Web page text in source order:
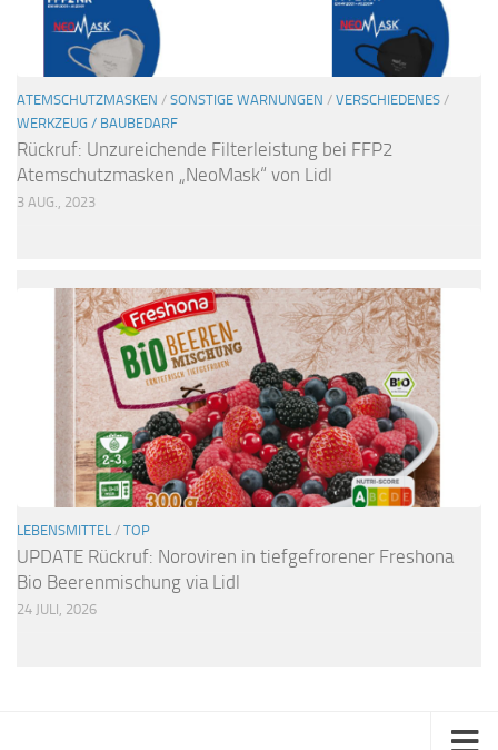
ATEMSCHUTZMASKEN / SONSTIGE WARNUNGEN / VERSCHIEDENES /
WERKZEUG / BAUBEDARF
Rückruf: Unzureichende Filterleistung bei FFP2
Atemschutzmasken „NeoMask“ von Lidl
3 AUG., 2023
LEBENSMITTEL / TOP
UPDATE Rückruf: Noroviren in tiefgefrorener Freshona
Bio Beerenmischung via Lidl
24 JULI, 2026